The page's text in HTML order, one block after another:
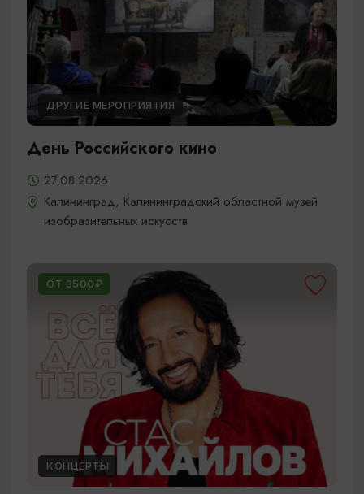
ДРУГИЕ МЕРОПРИЯТИЯ
День Российского кино
27.08.2026
Калининград, Калининградский областной музей
изобразительных искусств
ОТ 3500₽
КОНЦЕРТЫ